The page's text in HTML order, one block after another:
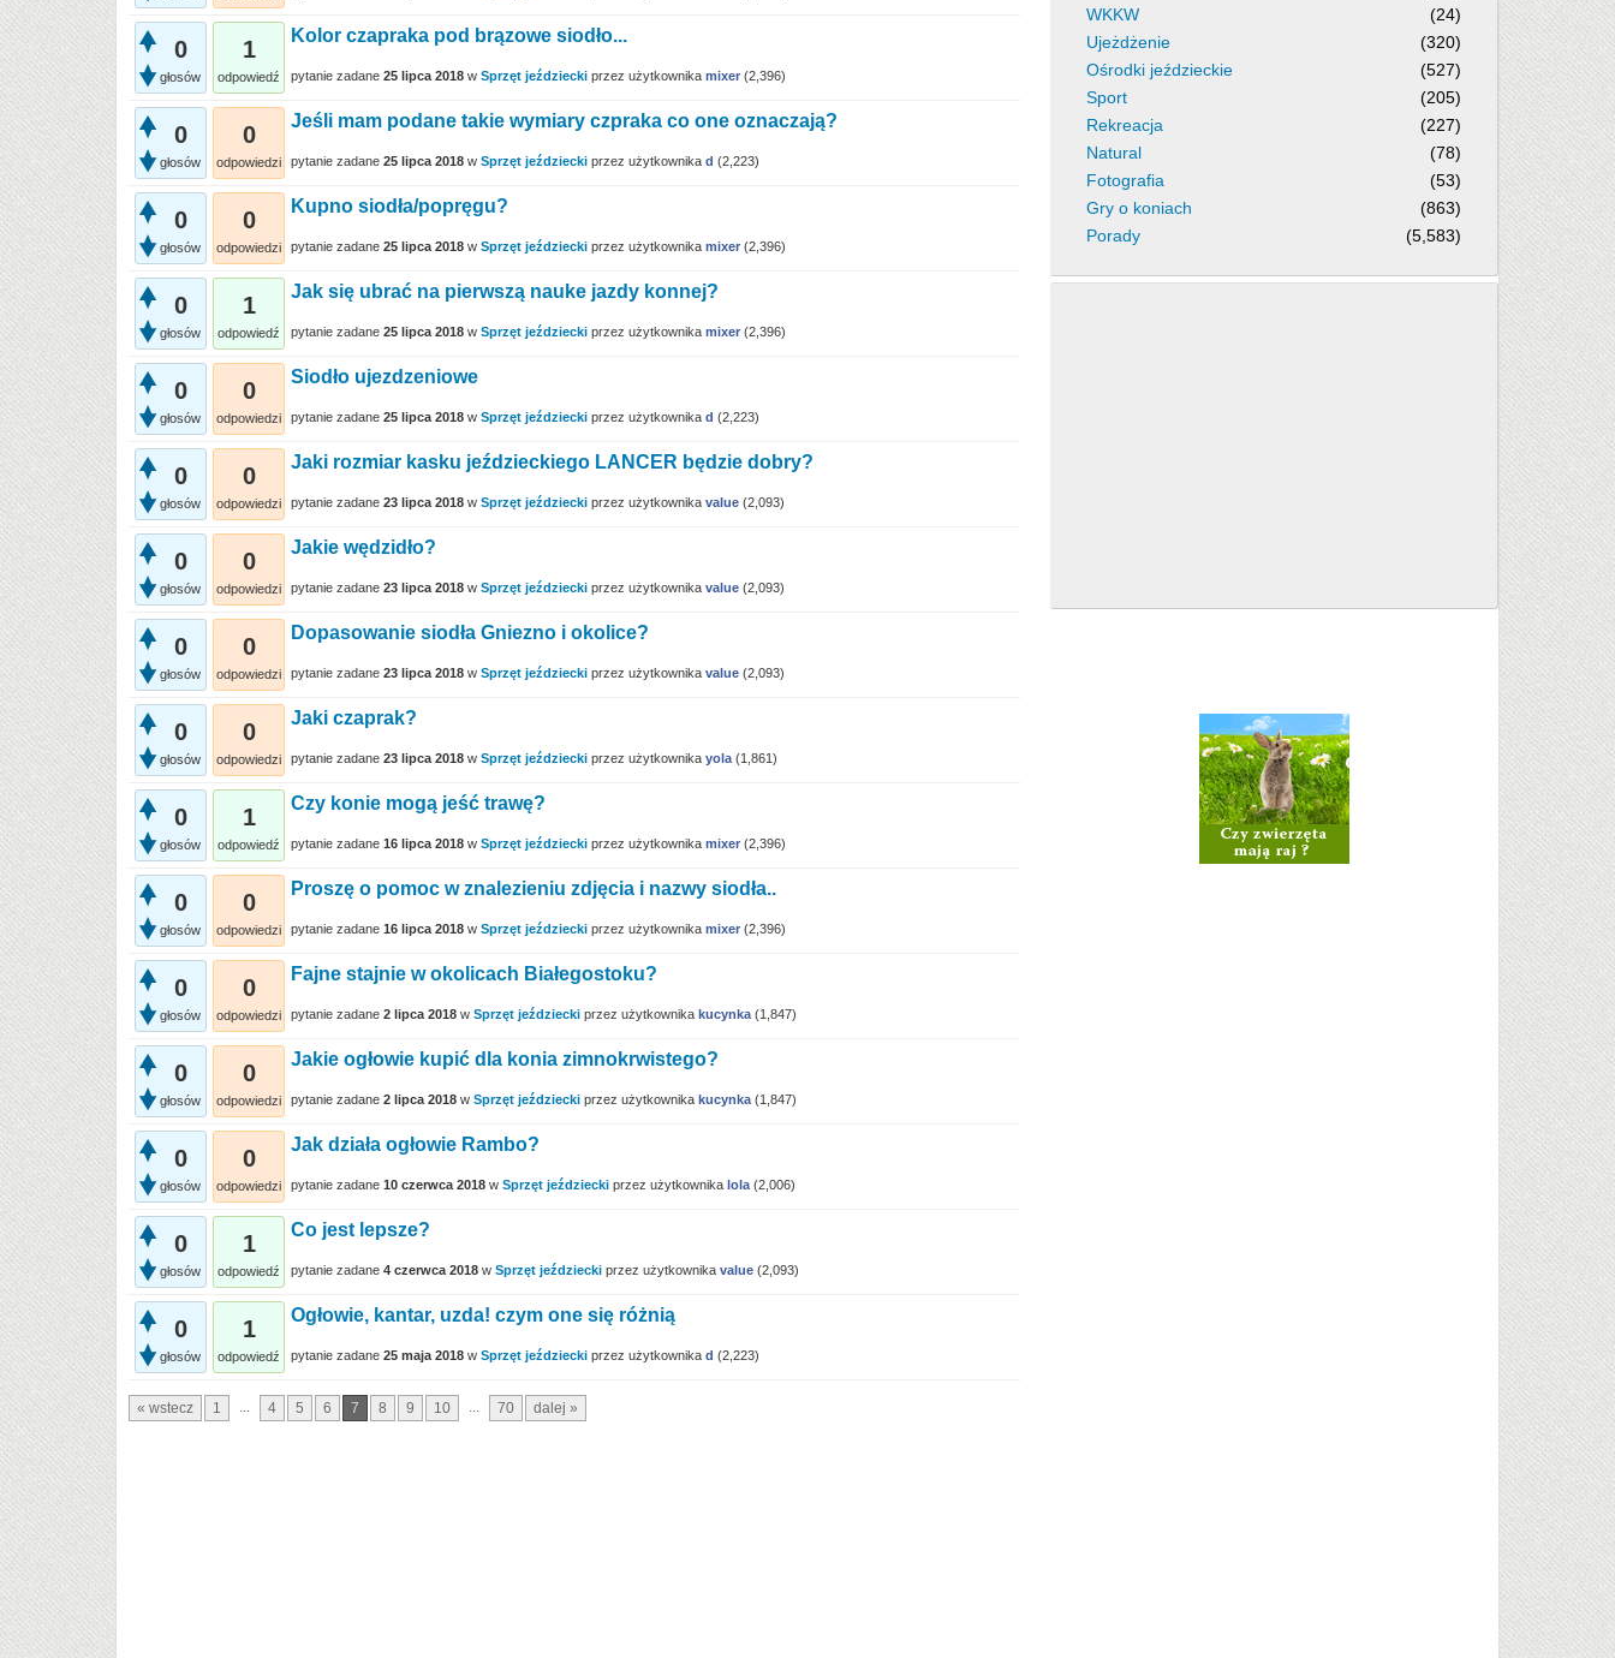
0
głosów
1
odpowiedź
Kolor czapraka pod brązowe siodło...
pytanie zadane 25 lipca 2018 w Sprzęt jeździecki przez użytkownika mixer (2,396)
0
głosów
0
odpowiedzi
Jeśli mam podane takie wymiary czpraka co one oznaczają?
pytanie zadane 25 lipca 2018 w Sprzęt jeździecki przez użytkownika d (2,223)
0
głosów
0
odpowiedzi
Kupno siodła/popręgu?
pytanie zadane 25 lipca 2018 w Sprzęt jeździecki przez użytkownika mixer (2,396)
0
głosów
1
odpowiedź
Jak się ubrać na pierwszą nauke jazdy konnej?
pytanie zadane 25 lipca 2018 w Sprzęt jeździecki przez użytkownika mixer (2,396)
0
głosów
0
odpowiedzi
Siodło ujezdzeniowe
pytanie zadane 25 lipca 2018 w Sprzęt jeździecki przez użytkownika d (2,223)
0
głosów
0
odpowiedzi
Jaki rozmiar kasku jeździeckiego LANCER będzie dobry?
pytanie zadane 23 lipca 2018 w Sprzęt jeździecki przez użytkownika value (2,093)
0
głosów
0
odpowiedzi
Jakie wędzidło?
pytanie zadane 23 lipca 2018 w Sprzęt jeździecki przez użytkownika value (2,093)
0
głosów
0
odpowiedzi
Dopasowanie siodła Gniezno i okolice?
pytanie zadane 23 lipca 2018 w Sprzęt jeździecki przez użytkownika value (2,093)
0
głosów
0
odpowiedzi
Jaki czaprak?
pytanie zadane 23 lipca 2018 w Sprzęt jeździecki przez użytkownika yola (1,861 )
0
głosów
1
odpowiedź
Czy konie mogą jeść trawę?
pytanie zadane 16 lipca 2018 w Sprzęt jeździecki przez użytkownika mixer (2,396)
0
głosów
0
odpowiedzi
Proszę o pomoc w znalezieniu zdjęcia i nazwy siodła..
pytanie zadane 16 lipca 2018 w Sprzęt jeździecki przez użytkownika mixer (2,396)
0
głosów
0
odpowiedzi
Fajne stajnie w okolicach Białegostoku?
pytanie zadane 2 lipca 2018 w Sprzęt jeździecki przez użytkownika kucynka (1,847)
0
głosów
0
odpowiedzi
Jakie ogłowie kupić dla konia zimnokrwistego?
pytanie zadane 2 lipca 2018 w Sprzęt jeździecki przez użytkownika kucynka (1,847)
0
głosów
0
odpowiedzi
Jak działa ogłowie Rambo?
pytanie zadane 10 czerwca 2018 w Sprzęt jeździecki przez użytkownika lola (2,006)
0
głosów
1
odpowiedź
Co jest lepsze?
pytanie zadane 4 czerwca 2018 w Sprzęt jeździecki przez użytkownika value (2,093)
0
głosów
1
odpowiedź
Ogłowie, kantar, uzda! czym one się różnią
pytanie zadane 25 maja 2018 w Sprzęt jeździecki przez użytkownika d (2,223)
« wstecz 1 ... 4 5 6 7 8 9 10 ... 70 dalej »
WKKW
(24)
Ujeżdżenie
(320)
Ośrodki jeździeckie
(527)
Sport
(205)
Rekreacja
(227)
Natural
(78)
Fotografia
(53)
Gry o koniach
(863)
Porady
(5,583)